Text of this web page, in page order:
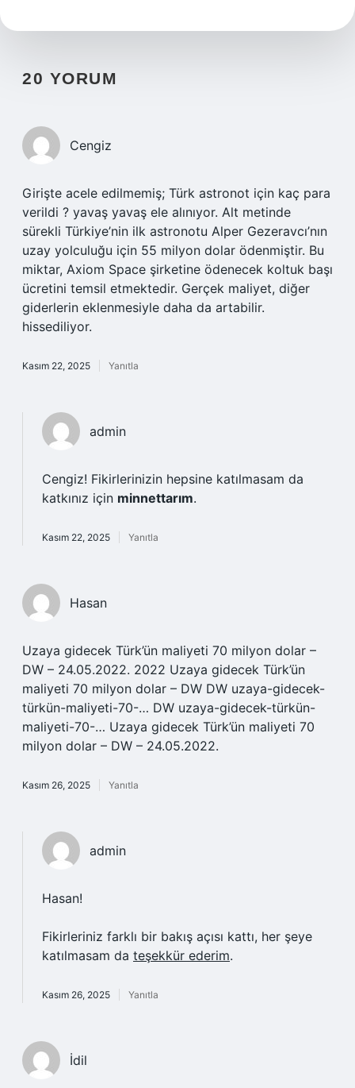
20 YORUM
Cengiz
Girişte acele edilmemiş; Türk astronot için kaç para
verildi ? yavaş yavaş ele alınıyor. Alt metinde
sürekli Türkiye’nin ilk astronotu Alper Gezeravcı’nın
uzay yolculuğu için 55 milyon dolar ödenmiştir. Bu
miktar, Axiom Space şirketine ödenecek koltuk başı
ücretini temsil etmektedir. Gerçek maliyet, diğer
giderlerin eklenmesiyle daha da artabilir.
hissediliyor.
Kasım 22, 2025 Yanıtla
admin
Cengiz! Fikirlerinizin hepsine katılmasam da
katkınız için minnettarım.
Kasım 22, 2025 Yanıtla
Hasan
Uzaya gidecek Türk’ün maliyeti 70 milyon dolar –
DW – 24.05.2022. 2022 Uzaya gidecek Türk’ün
maliyeti 70 milyon dolar – DW DW uzaya-gidecek-
türkün-maliyeti-70-… DW uzaya-gidecek-türkün-
maliyeti-70-… Uzaya gidecek Türk’ün maliyeti 70
milyon dolar – DW – 24.05.2022.
Kasım 26, 2025 Yanıtla
admin
Hasan!
Fikirleriniz farklı bir bakış açısı kattı, her şeye
katılmasam da teşekkür ederim.
Kasım 26, 2025 Yanıtla
İdil